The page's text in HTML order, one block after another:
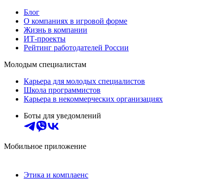
Блог
О компаниях в игровой форме
Жизнь в компании
ИТ-проекты
Рейтинг работодателей России
Молодым специалистам
Карьера для молодых специалистов
Школа программистов
Карьера в некоммерческих организациях
Боты для уведомлений
Мобильное приложение
Этика и комплаенс